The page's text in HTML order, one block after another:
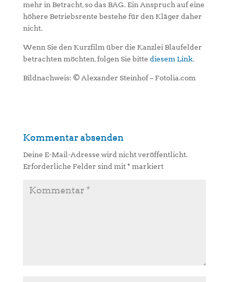
mehr in Betracht, so das BAG. Ein Anspruch auf eine
höhere Betriebsrente bestehe für den Kläger daher
nicht.
Wenn Sie den Kurzfilm über die Kanzlei Blaufelder
betrachten möchten, folgen Sie bitte diesem Link.
Bildnachweis: © Alexander Steinhof – Fotolia.com
Kommentar absenden
Deine E-Mail-Adresse wird nicht veröffentlicht.
Erforderliche Felder sind mit* markiert